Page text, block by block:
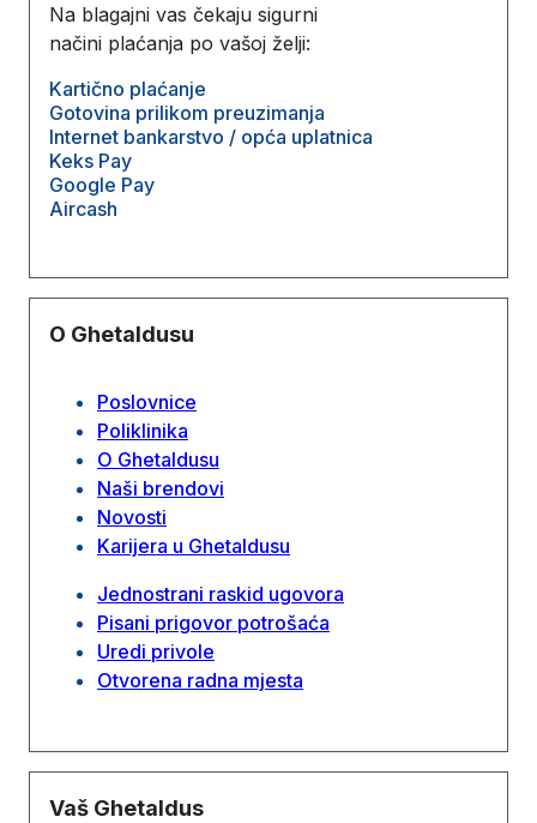
Na blagajni vas čekaju sigurni
načini plaćanja po vašoj želji:
Kartično plaćanje
Gotovina prilikom preuzimanja
Internet bankarstvo / opća uplatnica
Keks Pay
Google Pay
Aircash
O Ghetaldusu
Poslovnice
Poliklinika
O Ghetaldusu
Naši brendovi
Novosti
Karijera u Ghetaldusu
Jednostrani raskid ugovora
Pisani prigovor potrošaća
Uredi privole
Otvorena radna mjesta
Vaš Ghetaldus